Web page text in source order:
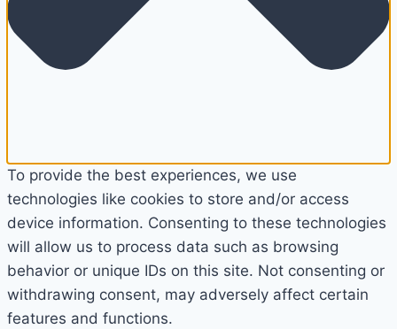
To provide the best experiences, we use
technologies like cookies to store and/or access
device information. Consenting to these technologies
will allow us to process data such as browsing
behavior or unique IDs on this site. Not consenting or
withdrawing consent, may adversely affect certain
features and functions.